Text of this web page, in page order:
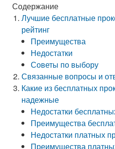
Содержание
Лучшие бесплатные
рейтинг
Преимущества
Недостатки
Советы по выбору
Связанные вопросы и
Какие из бесплатных
надежные
Недостатки
Преимущества
Недостатки платных
Преимущества